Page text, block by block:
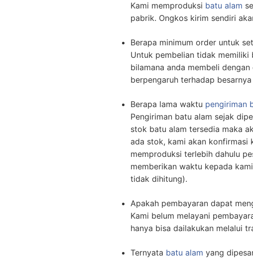
Kami memproduksi batu alam
pabrik. Ongkos kirim sendiri
Berapa minimum order untuk
Untuk pembelian tidak memiliki
bilamana anda membeli
berpengaruh terhadap
Berapa lama waktu pengiriman
Pengiriman batu alam sejak
stok batu alam tersedia maka
ada stok, kami akan konfirmasi
memproduksi terlebih dahulu
memberikan waktu kepada
tidak dihitung).
Apakah pembayaran dapat
Kami belum melayani
hanya bisa dailakukan melalui
Ternyata batu alam yang